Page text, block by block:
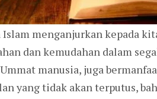
Islam menganjurkan kepada
dan kemudahan dalam
manusia, juga
yang tidak akan terputus,